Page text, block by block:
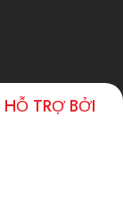
TRỢ BỞI